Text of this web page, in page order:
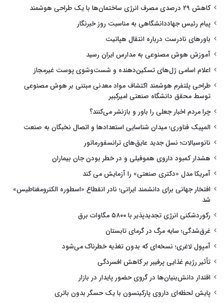
کاهش ۲۹ درصدی مصرف انرژی ساختمان‌ها با یک طراحی هوشمند
پیام رئیس جهاددانشگاهی به مناسبت روز خبرنگار
باورهای نادرست درباره انتقال هپاتیت
آموزش هوش مصنوعی به مدارس ایران رسید
اعلام اسامی ژل‌های تسکین‌دهنده و شست‌وشوی پوست غیرمجاز
طراحی پلتفرم هوشمند اکتشاف مواد معدنی مبتنی بر هوش مصنوعی
توسط محقق دانشگاه صنعتی امیرکبیر
چرا مردم اخبار جعلی را باور و بازنشر می‌کنند؟
المپیک فناوری؛ میدان شناسایی استعدادها و اتصال نخبگان به صنعت
نانوسیالات؛ نسل جدید عایق‌های ترانسفورماتور
هشدار کمبود داروی هموفیلی و در خطر بودن جان بیماران
آمریکا مدل «دکتری صنعتی» را آزمایش می کند
افتخار جهانی برای دانشمند ایرانی؛ نادر انقطاع «اسطوره الکترومغناطیس»
شد
رکوردشکنی انرژی تجدیدپذیر با ۵۸۰۰ مگاوات برق
غرق‌شدگی؛ سایه مرگ در گرمای تابستان
آمپول لاغری؛ نسخه‌ای که بدون تغذیه خطرناک می‌شود
تأثیر رژیم غذایی پرفیبر بر کاهش افسردگی
اقتدار دانش‌بنیان‌ها در گروی حضور پایدار در بازار
پایش لحظه‌ای داروی پارکینسون با یک حسگر بدون باتری